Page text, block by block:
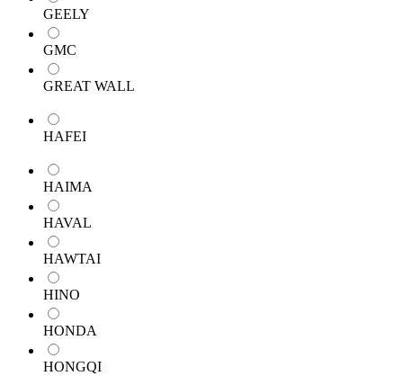
GEELY
GMC
GREAT WALL
HAFEI
HAIMA
HAVAL
HAWTAI
HINO
HONDA
HONGQI